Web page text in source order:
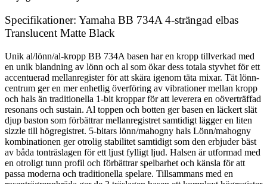
Specifikationer: Yamaha BB 734A 4-strängad elbas
Translucent Matte Black
Unik al/lönn/al-kropp BB 734A basen har en kropp tillverkad med
en unik blandning av lönn och al som ökar dess totala styvhet för ett
accentuerad mellanregister för att skära igenom täta mixar. Tät lönn-
centrum ger en mer enhetlig överföring av vibrationer mellan kropp
och hals än traditionella 1-bit kroppar för att leverera en oöverträffad
resonans och sustain. Al toppen och botten ger basen en läckert slät
djup baston som förbättrar mellanregistret samtidigt lägger en liten
sizzle till högregistret. 5-bitars lönn/mahogny hals Lönn/mahogny
kombinationen ger otrolig stabilitet samtidigt som den erbjuder bäst
av båda tonträslagen för ett ljust fylligt ljud. Halsen är utformad med
en otroligt tunn profil och förbättrar spelbarhet och känsla för att
passa moderna och traditionella spelare. Tillsammans med en